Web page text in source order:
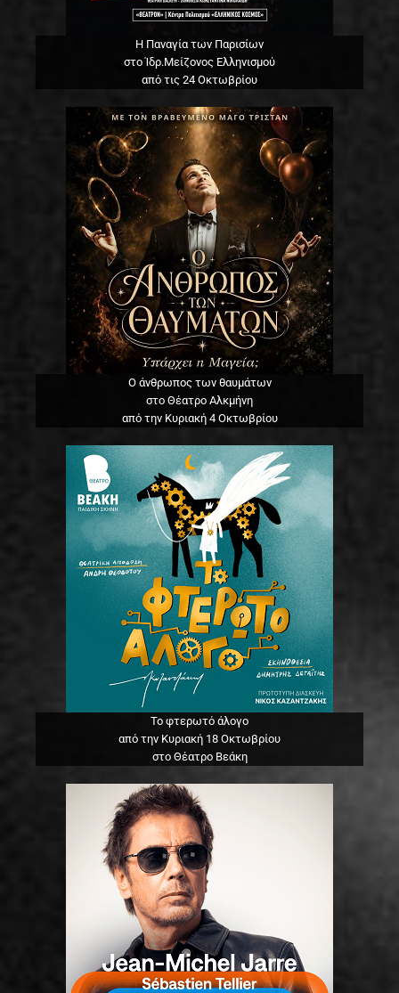
Η Παναγία των Παρισίων
στο Ίδρ.Μείζονος Ελληνισμού
από τις 24 Οκτωβρίου
Ο άνθρωπος των θαυμάτων
στο Θέατρο Αλκμήνη
από την Κυριακή 4 Οκτωβρίου
Το φτερωτό άλογο
από την Κυριακή 18 Οκτωβρίου
στο Θέατρο Βεάκη